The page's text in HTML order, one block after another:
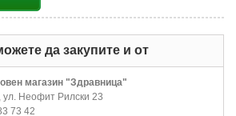
да закупите и от
магазин "Здравница"
Неофит Рилски 23
73 42